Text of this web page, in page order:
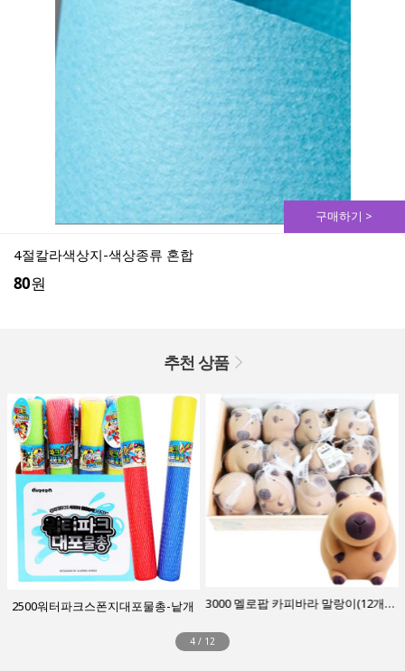
구매하기 >
4절칼라색상지-색상종류 혼합
80원
추천 상품
2500워터파크스폰지대포물총-낱개 3000 멜로팝 카피바라 말랑이(12개입)-갈색박스
4/ 12